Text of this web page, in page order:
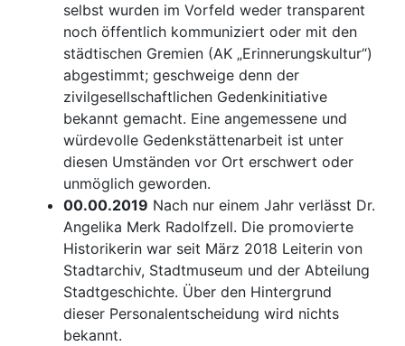
selbst wurden im Vorfeld weder transparent
noch öffentlich kommuniziert oder mit den
städtischen Gremien (AK „Erinnerungskultur“)
abgestimmt; geschweige denn der
zivilgesellschaftlichen Gedenkinitiative
bekannt gemacht. Eine angemessene und
würdevolle Gedenkstättenarbeit ist unter
diesen Umständen vor Ort erschwert oder
unmöglich geworden.
00.00.2019 Nach nur einem Jahr verlässt Dr.
Angelika Merk Radolfzell. Die promovierte
Historikerin war seit März 2018 Leiterin von
Stadtarchiv, Stadtmuseum und der Abteilung
Stadtgeschichte. Über den Hintergrund
dieser Personalentscheidung wird nichts
bekannt.